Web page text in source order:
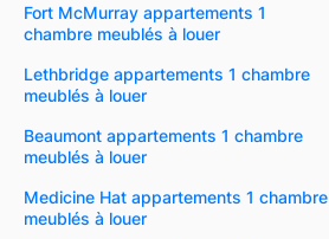
Fort McMurray appartements 1
chambre meublés à louer
Lethbridge appartements 1 chambre
meublés à louer
Beaumont appartements 1 chambre
meublés à louer
Medicine Hat appartements 1 chambre
meublés à louer